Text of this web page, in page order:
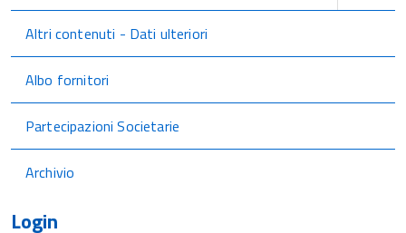
Altri contenuti - Dati ulteriori
Albo fornitori
Partecipazioni Societarie
Archivio
Login